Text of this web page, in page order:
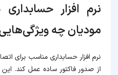
نرم افزار
مودیان چه
نرم افزار حسابداری مناسب برای
از صدور فاکتور ساده عمل کند. این